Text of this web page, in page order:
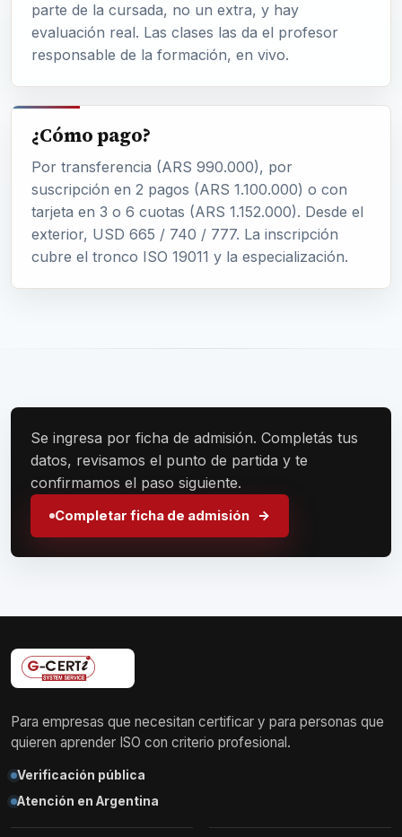
parte de la cursada, no un extra, y hay
evaluación real. Las clases las da el profesor
responsable de la formación, en vivo.
¿Cómo pago?
Por transferencia (ARS 990.000), por
suscripción en 2 pagos (ARS 1.100.000) o con
tarjeta en 3 o 6 cuotas (ARS 1.152.000). Desde el
exterior, USD 665 / 740 / 777. La inscripción
cubre el tronco ISO 19011 y la especialización.
Se ingresa por ficha de admisión. Completás tus
datos, revisamos el punto de partida y te
confirmamos el paso siguiente.
Completar ficha de admisión
Para empresas que necesitan certificar y para personas que
quieren aprender ISO con criterio profesional.
Verificación pública
Atención en Argentina